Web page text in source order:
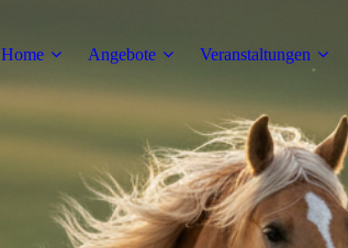
Home Angebote Veranstaltungen